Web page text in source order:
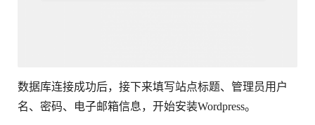
数据库连接成功后，接下来填写站点标题、管理员用户
名、密码、电子邮箱信息，开始安装Wordpress。